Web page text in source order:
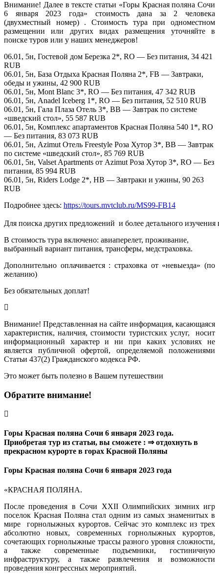
Внимание! Далее в тексте статьи «Горы Красная поляна Сочи
6 января 2023 года» стоимость дана за 2 человека
(двухместный номер) . Стоимость тура при одноместном
размещении или других видах размещения уточняйте в
поиске туров или у наших менеджеров!
06.01, 5н, Гостевой дом Березка 2*, RO — Без питания, 34 421
RUB
06.01, 5н, База Отдыха Красная Поляна 2*, FB — Завтраки,
обеды и ужины, 42 900 RUB
06.01, 5н, Mont Blanc 3*, RO — Без питания, 47 342 RUB
06.01, 5н, Anadel Iceberg 1*, RO — Без питания, 52 510 RUB
06.01, 5н, Гала Плаза Отель 3*, BB — Завтрак по системе
«шведский стол», 55 587 RUB
06.01, 5н, Комплекс апартаментов Красная Поляна 540 1*, RO
— Без питания, 83 073 RUB
06.01, 5н, Azimut Отель Freestyle Роза Хутор 3*, BB — Завтрак
по системе «шведский стол», 85 769 RUB
06.01, 5н, Valset Apartments от Azimut Роза Хутор 3*, RO — Без
питания, 85 994 RUB
06.01, 5н, Riders Lodge 2*, HB — Завтраки и ужины, 90 263
RUB
Подробнее здесь: https://tours.mvtclub.ru/MS99-FB14
Для поиска других предложений  и более детального
В стоимость тура включено: авиаперелет, проживание,
выбранный вариант питания, трансферы, медстраховка.
Дополнительно оплачивается : страховка от «невыезда» (по
желанию)
Без обязательных доплат!
Внимание! Представленная на сайте информация, касающаяся
характеристик, наличия, стоимости туристских услуг, носит
информационный характер и ни при каких условиях не
является публичной офертой, определяемой положениями
Статьи 437(2) Гражданского кодекса РФ.
Это может быть полезно в Вашем путешествии
Обратите внимание!
Горы Красная поляна Сочи 6 января 2023 года.
Приобретая тур из статьи, вы сможете : ⇒ отдохнуть в
прекрасном курорте в горах Красной Поляны
Горы Красная поляна Сочи 6 января 2023 года
«КРАСНАЯ ПОЛЯНА.
После проведения в Сочи XXII Олимпийских зимних игр
поселок Красная Поляна стал одним из самых знаменитых в
мире горнолыжных курортов. Сейчас это комплекс из трех
абсолютно новых, современных горнолыжных курортов,
сочетающих горнолыжные трассы разного уровня сложности,
а также современные подъемники, гостиничную
инфраструктуру, а также развлечения и возможности
проведения конгрессных мероприятий.